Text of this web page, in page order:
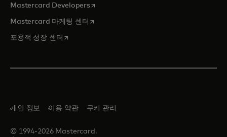
Mastercard Developers새 탭에서 열림
Mastercard 마케팅 센터 새 탭에서 열림
포용적 성장 센터 새 탭에서 열림
© 1994-2026 Mastercard.
개인 정보 이용 약관 쿠키 관리